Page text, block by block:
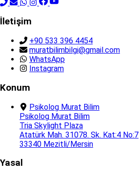
İletişim
+90 533 396 4454
muratbilimbilgi@gmail.com
WhatsApp
Instagram
Konum
Psikolog Murat Bilim
Psikolog Murat Bilim
Tria Skylight Plaza
Atatürk Mah. 31078. Sk. Kat:4 No:7
33340 Mezitli/Mersin
Yasal